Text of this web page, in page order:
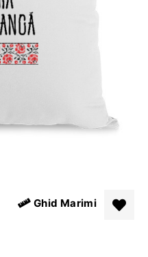
Ghid Marimi